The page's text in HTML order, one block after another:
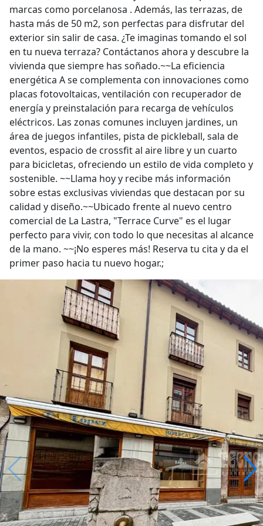
marcas como porcelanosa . Además, las terrazas, de
hasta más de 50 m2, son perfectas para disfrutar del
exterior sin salir de casa. ¿Te imaginas tomando el sol
en tu nueva terraza? Contáctanos ahora y descubre la
vivienda que siempre has soñado.~~La eficiencia
energética A se complementa con innovaciones como
placas fotovoltaicas, ventilación con recuperador de
energía y preinstalación para recarga de vehículos
eléctricos. Las zonas comunes incluyen jardines, un
área de juegos infantiles, pista de pickleball, sala de
eventos, espacio de crossfit al aire libre y un cuarto
para bicicletas, ofreciendo un estilo de vida completo y
sostenible. ~~Llama hoy y recibe más información
sobre estas exclusivas viviendas que destacan por su
calidad y diseño.~~Ubicado frente al nuevo centro
comercial de La Lastra, "Terrace Curve" es el lugar
perfecto para vivir, con todo lo que necesitas al alcance
de la mano. ~~¡No esperes más! Reserva tu cita y da el
primer paso hacia tu nuevo hogar.;